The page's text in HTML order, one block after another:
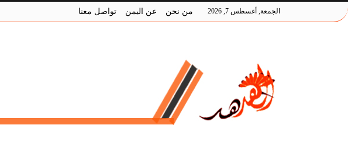
الجمعة, أغسطس 7, 2026 من نحن عن اليمن تواصل معنا